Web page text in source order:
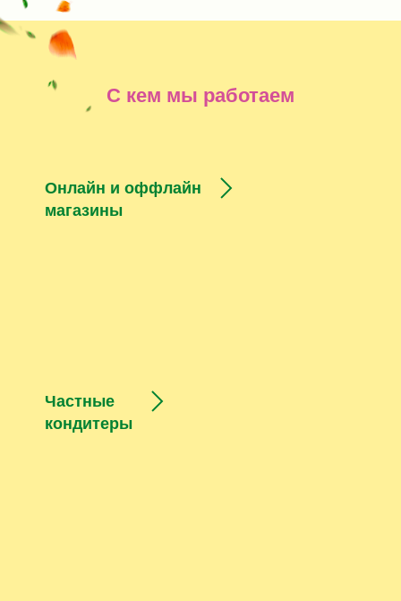
С кем мы работаем
Онлайн и оффлайн
магазины
Частные
кондитеры